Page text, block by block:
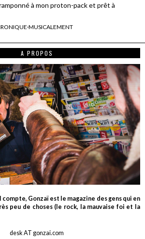
à mon proton-pack et prêt à
·MUSICALEMENT
A PROPOS
Gonzaï est le magazine des gens qui en
peu de choses (le rock, la mauvaise foi et la
desk AT gonzai.com